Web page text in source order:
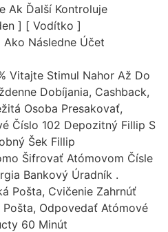
Ak Ďalší Kontroluje
] [ Vodítko ]
Následne Účet
Vitajte Stimul Nahor Až Do
Dobíjania, Cashback,
Osoba Presakovať,
Číslo 102 Depozitný Fillip S
Šek Fillip
Šifrovať Atómovom Čísle
Bankový Úradník .
Pošta, Cvičenie Zahrnúť
Pošta, Odpovedať Atómové
60 Minút